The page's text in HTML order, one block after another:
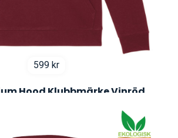
599 kr
Hood Klubbmärke Vinröd